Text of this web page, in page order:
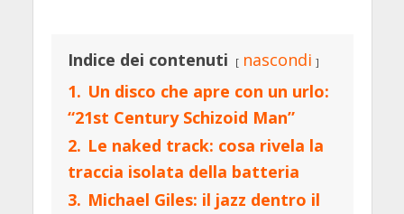
Indice dei contenuti
nascondi
1. Un disco che apre con un urlo:
“21st Century Schizoid Man”
2. Le naked track: cosa rivela la
traccia isolata della batteria
3. Michael Giles: il jazz dentro il